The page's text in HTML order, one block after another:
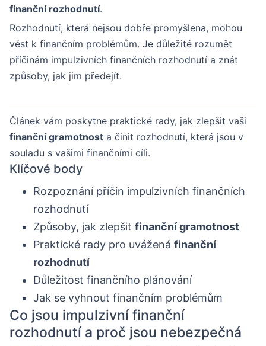
finanční rozhodnutí.
Rozhodnutí, která nejsou dobře promyšlena, mohou
vést k finančním problémům. Je důležité rozumět
příčinám impulzivních finančních rozhodnutí a znát
způsoby, jak jim předejít.
Článek vám poskytne praktické rady, jak zlepšit vaši
finanční gramotnost a činit rozhodnutí, která jsou v
souladu s vašimi finančními cíli.
Klíčové body
Rozpoznání příčin impulzivních finančních
rozhodnutí
Způsoby, jak zlepšit finanční gramotnost
Praktické rady pro uvážená finanční
rozhodnutí
Důležitost finančního plánování
Jak se vyhnout finančním problémům
Co jsou impulzivní finanční
rozhodnutí a proč jsou nebezpečná